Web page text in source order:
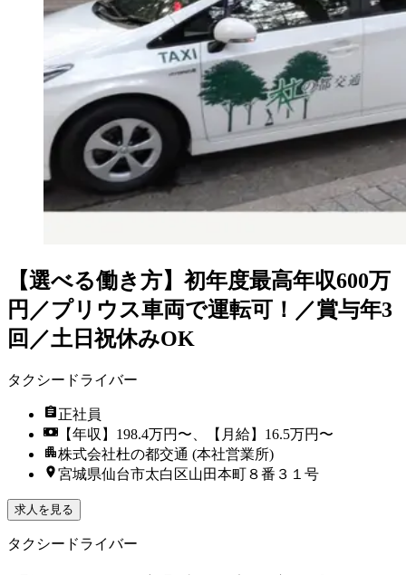
【選べる働き方】初年度最高年収600万
円／プリウス車両で運転可！／賞与年3
回／土日祝休みOK
タクシードライバー
正社員
【年収】198.4万円〜、【月給】16.5万円〜
株式会社杜の都交通 (本社営業所)
宮城県仙台市太白区山田本町８番３１号
求人を見る
タクシードライバー